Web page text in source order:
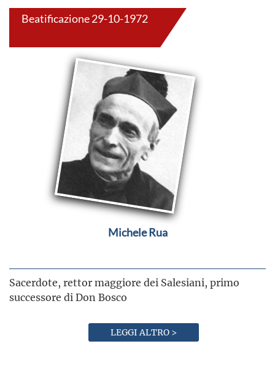
Beatificazione 29-10-1972
Michele Rua
Sacerdote, rettor maggiore dei Salesiani, primo
successore di Don Bosco
LEGGI ALTRO >